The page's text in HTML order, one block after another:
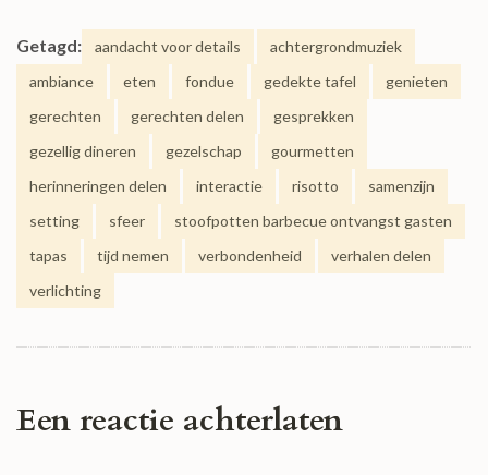
Getagd: aandacht voor details
achtergrondmuziek
ambiance
eten fondue gedekte tafel
genieten
gerechten
gerechten delen
gesprekken
gezellig dineren
gezelschap
gourmetten
herinneringen delen
interactie risotto
samenzijn
setting
sfeer
stoofpotten barbecue ontvangst gasten
tapas
tijd nemen verbondenheid
verhalen delen
verlichting
Een reactie achterlaten